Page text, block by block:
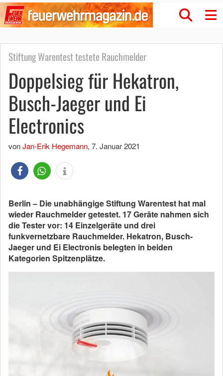
Stiftung Warentest testete Rauchmelder
Doppelsieg für Hekatron,
Busch-Jaeger und Ei
Electronics
vonJan-Erik Hegemann, 7. Januar 2021
Berlin – Die unabhängige Stiftung Warentest hat mal
wieder Rauchmelder getestet. 17 Geräte nahmen sich
die Tester vor: 14 Einzelgeräte und drei
funkvernetzbare Rauchmelder. Hekatron, Busch-
Jaeger und Ei Electronis belegten in beiden
Kategorien Spitzenplätze.